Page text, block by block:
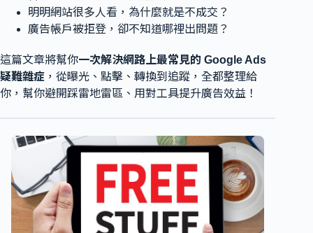
明明網站很多人看，為什麼就是不成交？
廣告帳戶被拒登，卻不知道哪裡出問題？
這篇文章將幫你一次解決網路上最常見的 Google Ads
疑難雜症 ，從曝光、點擊、轉換到追蹤，全都整理給
你，幫你避開踩雷地雷區、用對工具提升廣告效益！